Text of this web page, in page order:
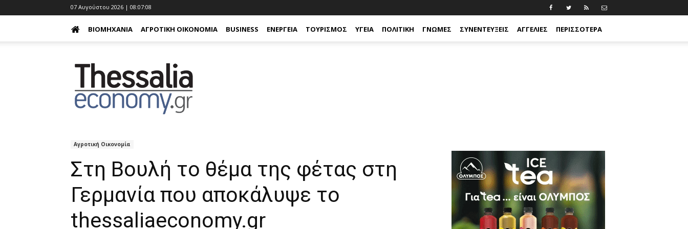
07 Αυγούστου 2026 | 08:07:09
ΒΙΟΜΗΧΑΝΊΑ ΑΓΡΟΤΙΚΉ ΟΙΚΟΝΟΜΊΑ BUSINESS ΕΝΈΡΓΕΙΑ ΤΟΥΡΙΣΜΌΣ ΥΓΕΊΑ ΠΟΛΙΤΙΚΉ ΓΝΏΜΕΣ ΣΥΝΕΝΤΕΎΞΕΙΣ ΑΓΓΕΛΊΕΣ ΠΕΡΙΣΣΟΤΕΡΑ
Αγροτική Οικονομία
Στη Βουλή το θέμα της φέτας στη
Γερμανία που αποκάλυψε το
thessaliaeconomy.gr